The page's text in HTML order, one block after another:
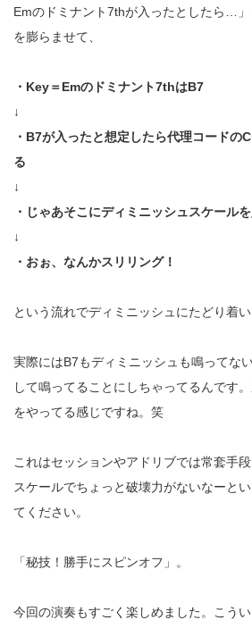
Emのドミナント7thが入ったとしたら…
を膨らませて、
・Key＝Emのドミナント7thはB7
↓
・B7が入ったと想定したら代理コードの
る
↓
・じゃあそこにディミニッシュスケール
↓
・おぉ、なんかスリリング！
という流れでディミニッシュにたどり着い
実際にはB7もディミニッシュも鳴ってな
して鳴ってることにしちゃってるんです
をやってる感じですね。笑
これはセッションやアドリブでは常套手
スケールでちょっと破壊力がないなーと
てください。
「秘技！勝手にスピンオフ」。
今回の演奏もすごく楽しめました。こう